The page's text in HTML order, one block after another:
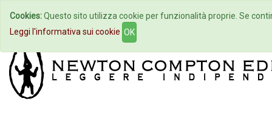
Home Autori Eventi
Cookies:Questo sito utilizza cookie per funzionalità proprie. Se
Leggi l'informativa sui cookie OK